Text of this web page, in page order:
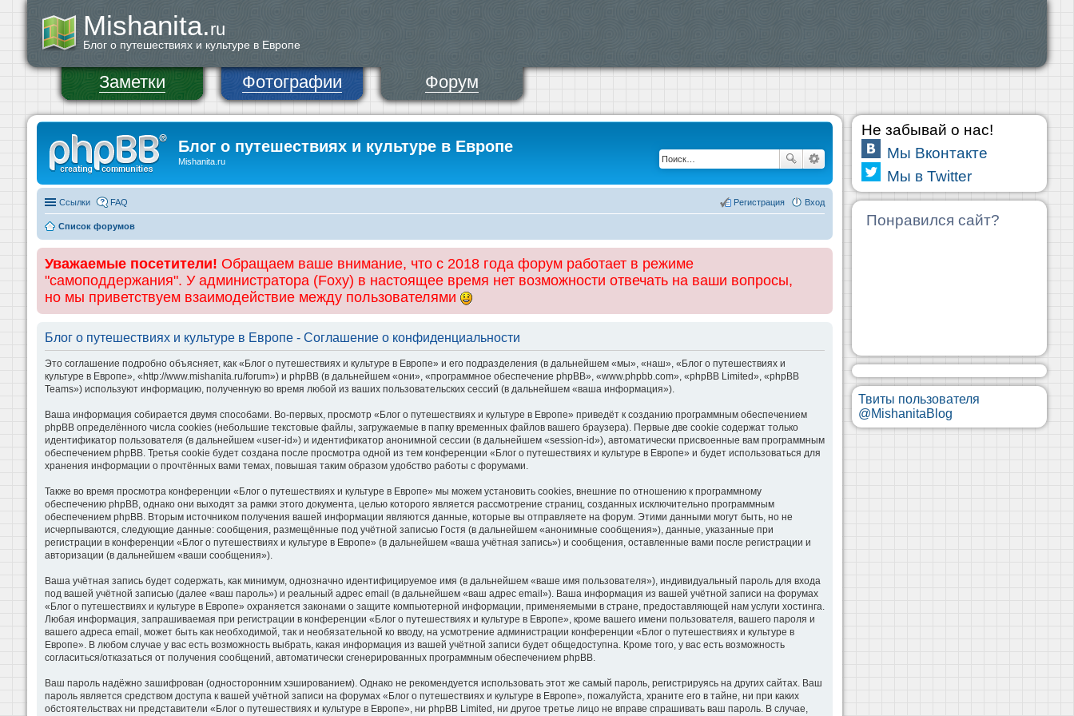
Mishanita.ru
Блог о путешествиях и культуре в Европе
Заметки Фотографии Форум
Блог о путешествиях и культуре в Европе
Mishanita.ru
Ссылки FAQ Вход
Регистрация
Список форумов
Уважаемые посетители! Обращаем ваше внимание, что с 2018 года форум работает в режиме
"самоподдержания". У администратора (Foxy) в настоящее время нет возможности отвечать на ваши вопросы,
но мы приветствуем взаимодействие между пользователями
Блог о путешествиях и культуре в Европе - Соглашение о конфиденциальности
Это соглашение подробно объясняет, как «Блог о путешествиях и культуре в Европе» и его подразделения (в дальнейшем «мы», «наш», «Блог о путешествиях и
культуре в Европе», «http://www.mishanita.ru/forum») и phpBB (в дальнейшем «они», «программное обеспечение phpBB», «www.phpbb.com», «phpBB Limited», «phpBB
Teams») используют информацию, полученную во время любой из ваших пользовательских сессий (в дальнейшем «ваша информация»).
Ваша информация собирается двумя способами. Во-первых, просмотр «Блог о путешествиях и культуре в Европе» приведёт к созданию программным обеспечением
phpBB определённого числа cookies (небольшие текстовые файлы, загружаемые в папку временных файлов вашего браузера). Первые две cookie содержат только
идентификатор пользователя (в дальнейшем «user-id») и идентификатор анонимной сессии (в дальнейшем «session-id»), автоматически присвоенные вам программным
обеспечением phpBB. Третья cookie будет создана после просмотра одной из тем конференции «Блог о путешествиях и культуре в Европе» и будет использоваться для
хранения информации о прочтённых вами темах, повышая таким образом удобство работы с форумами.
Также во время просмотра конференции «Блог о путешествиях и культуре в Европе» мы можем установить cookies, внешние по отношению к программному
обеспечению phpBB, однако они выходят за рамки этого документа, целью которого является рассмотрение страниц, созданных исключительно программным
обеспечением phpBB. Вторым источником получения вашей информации являются данные, которые вы отправляете на форум. Этими данными могут быть, но не
исчерпываются, следующие данные: сообщения, размещённые под учётной записью Гостя (в дальнейшем «анонимные сообщения»), данные, указанные при
регистрации в конференции «Блог о путешествиях и культуре в Европе» (в дальнейшем «ваша учётная запись») и сообщения, оставленные вами после регистрации и
авторизации (в дальнейшем «ваши сообщения»).
Ваша учётная запись будет содержать, как минимум, однозначно идентифицируемое имя (в дальнейшем «ваше имя пользователя»), индивидуальный пароль для входа
под вашей учётной записью (далее «ваш пароль») и реальный адрес email (в дальнейшем «ваш адрес email»). Ваша информация из вашей учётной записи на форумах
«Блог о путешествиях и культуре в Европе» охраняется законами о защите компьютерной информации, применяемыми в стране, предоставляющей нам услуги хостинга.
Любая информация, запрашиваемая при регистрации в конференции «Блог о путешествиях и культуре в Европе», кроме вашего имени пользователя, вашего пароля и
вашего адреса email, может быть как необходимой, так и необязательной ко вводу, на усмотрение администрации конференции «Блог о путешествиях и культуре в
Европе». В любом случае у вас есть возможность выбрать, какая информация из вашей учётной записи будет общедоступна. Кроме того, у вас есть возможность
согласиться/отказаться от получения сообщений, автоматически сгенерированных программным обеспечением phpBB.
Ваш пароль надёжно зашифрован (односторонним хэшированием). Однако не рекомендуется использовать этот же самый пароль, регистрируясь на других сайтах. Ваш
пароль является средством доступа к вашей учётной записи на форумах «Блог о путешествиях и культуре в Европе», пожалуйста, храните его в тайне, ни при каких
обстоятельствах ни представители «Блог о путешествиях и культуре в Европе», ни phpBB Limited, ни другое третье лицо не вправе спрашивать ваш пароль. В случае,
Не забывай о нас!
Мы Вконтакте
Мы в Twitter
Понравился сайт?
Твиты пользователя
@MishanitaBlog